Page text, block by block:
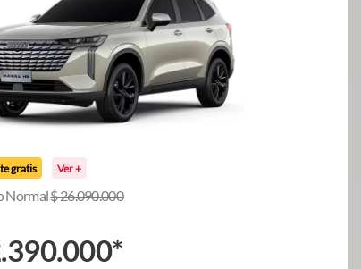
gratis Ver +
Normal$26.090.000
*